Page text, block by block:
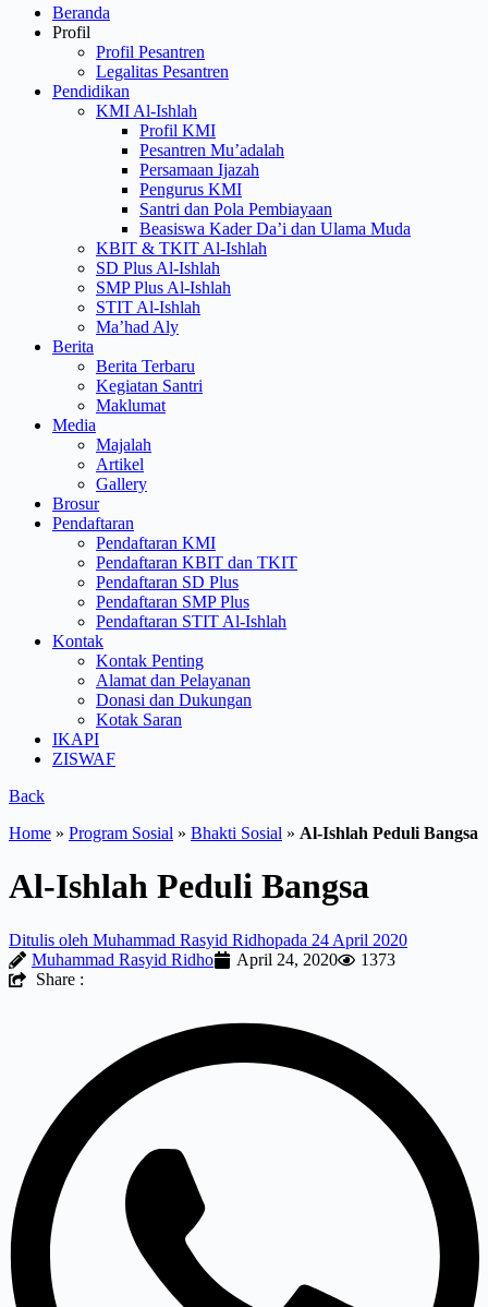
Menu
Beranda
Profil
Profil Pesantren
Legalitas Pesantren
Pendidikan
KMI Al-Ishlah
Profil KMI
Pesantren Mu’adalah
Persamaan Ijazah
Pengurus KMI
Santri dan Pola Pembiayaan
Beasiswa Kader Da’i dan Ulama Muda
KBIT & TKIT Al-Ishlah
SD Plus Al-Ishlah
SMP Plus Al-Ishlah
STIT Al-Ishlah
Ma’had Aly
Berita
Berita Terbaru
Kegiatan Santri
Maklumat
Media
Majalah
Artikel
Gallery
Brosur
Pendaftaran
Pendaftaran KMI
Pendaftaran KBIT dan TKIT
Pendaftaran SD Plus
Pendaftaran SMP Plus
Pendaftaran STIT Al-Ishlah
Kontak
Kontak Penting
Alamat dan Pelayanan
Donasi dan Dukungan
Kotak Saran
IKAPI
ZISWAF
Back
Home » Program Sosial » Bhakti Sosial » Al-Ishlah Peduli Bangsa
Al-Ishlah Peduli Bangsa
Ditulis oleh Muhammad Rasyid Ridhopada 24 April 2020
Muhammad Rasyid Ridho
April 24, 2020
1373
Share :